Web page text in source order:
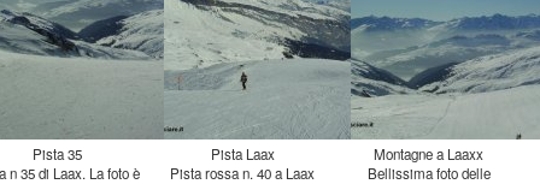
Pista 35
n 35 di Laax. La foto è
in corrispondenza
Pista Laax
Pista rossa n. 40 a Laax
Montagne a Laaxx
Bellissima foto delle
montagne che circondano